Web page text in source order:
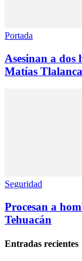
Portada
Asesinan a dos
Matías
Seguridad
Procesan a
Tehuacán
Entradas recientes